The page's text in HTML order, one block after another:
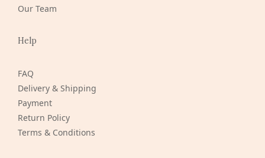
Our Team
Help
FAQ
Delivery & Shipping
Payment
Return Policy
Terms & Conditions